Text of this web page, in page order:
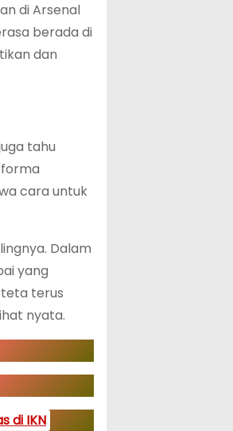
di Arsenal
berada di
dan
tahu
cara untuk
Dalam
yang
terus
nyata.
di IKN